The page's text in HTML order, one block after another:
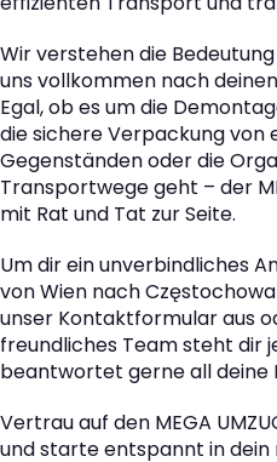
Wir verstehen die
uns vollkommen nach
Egal, ob es um die
die sichere Verpackung von
Gegenständen oder die
Transportwege geht – der
mit Rat und Tat zur Seite.
Um dir ein unverbindliches
von Wien nach
unser Kontaktformular aus
freundliches Team steht dir
beantwortet gerne all deine
Vertrau auf den MEGA
und starte entspannt in dein